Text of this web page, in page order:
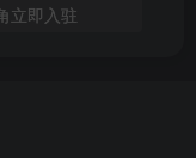
立即入驻